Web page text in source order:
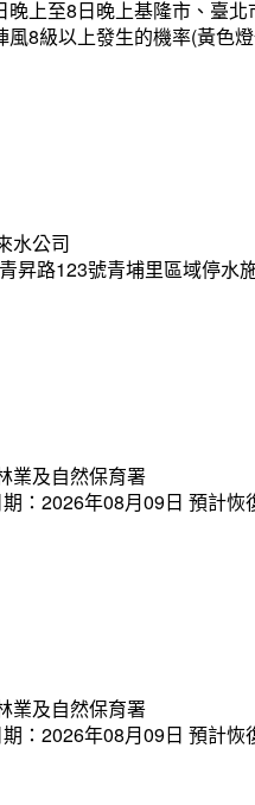
上至8日晚上基隆市、臺
風8級以上發生的機率(黃色
水公司
昇路123號青埔里區域停水
業及自然保育署
：2026年08月09日 預計
業及自然保育署
：2026年08月09日 預計